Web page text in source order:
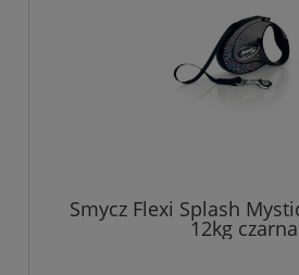
Smycz Flexi Splash
12kg czarna